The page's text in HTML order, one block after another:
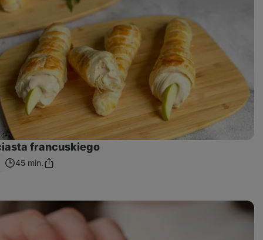
francuskiego
45 min.Podziel